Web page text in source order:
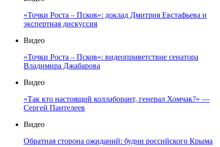
«Точки Роста – Псков»: доклад Дмитрия Евстафьева и
экспертная дискуссия
Видео
«Точки Роста – Псков»: видеоприветствие сенатора
Владимира Джабарова
Видео
«Так кто настоящий коллаборант, генерал Хомчак?» —
Сергей Пантелеев
Видео
Обратная сторона ожиданий: будни российского Крыма